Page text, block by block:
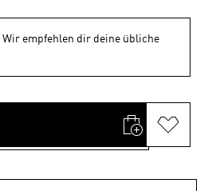
Wir empfehlen dir deine übliche